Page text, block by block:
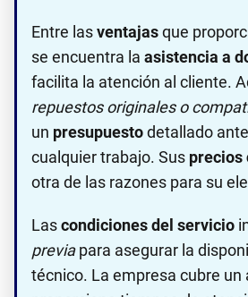
Entre lasventajasque
se encuentra la asistencia a
facilita la atención al cliente.
repuestos originales o
un presupuestodetallado
cualquier trabajo. Sus precios
otra de las razones para su
Lascondiciones del servicio
previapara asegurar la
técnico. La empresa cubre un